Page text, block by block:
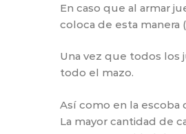
En caso que al armar
coloca de esta manera
Una vez que todos los
todo el mazo.
Así como en la
La mayor cantidad de